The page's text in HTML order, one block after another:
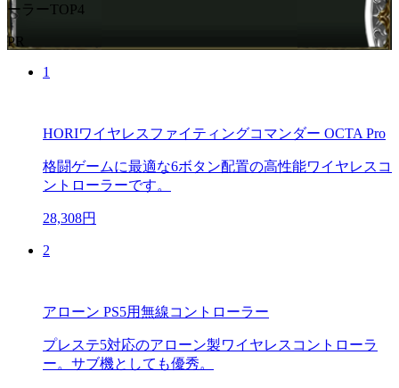
ーラーTOP4
PR
1
HORIワイヤレスファイティングコマンダー OCTA Pro
格闘ゲームに最適な6ボタン配置の高性能ワイヤレスコ
ントローラーです。
28,308円
2
アローン PS5用無線コントローラー
プレステ5対応のアローン製ワイヤレスコントローラ
ー。サブ機としても優秀。